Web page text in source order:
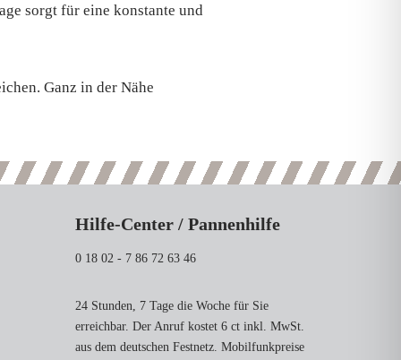
sorgt für eine konstante und
Ganz in der Nähe
Hilfe-Center / Pannenhilfe
0 18 02 - 7 86 72 63 46
24 Stunden, 7 Tage die Woche für Sie
erreichbar. Der Anruf kostet 6 ct inkl. MwSt.
aus dem deutschen Festnetz. Mobilfunkpreise